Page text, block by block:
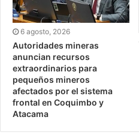
6 agosto, 2026
Autoridades mineras
anuncian recursos
extraordinarios para
pequeños mineros
afectados por el sistema
frontal en Coquimbo y
Atacama